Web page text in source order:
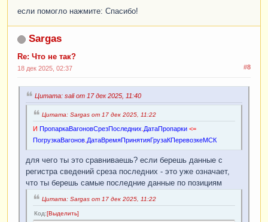
зкеМСК
СГРУППИРОВАТЬ
ПогрузкаВагонов
если помогло нажмите: Спасибо!
Sargas
Re: Что не так?
#8
18 дек 2025, 02:37
Цитата: sali от 17 дек 2025, 11:40
Цитата: Sargas от 17 дек 2025, 11:22
И ПропаркаВагоновСрезПоследних ДатаПропарки <=
ПогрузкаВагонов ДатаВремяПринятияГрузаКПеревозкеМСК
для чего ты это сравниваешь? если берешь данные с
регистра сведений среза последних - это уже означает,
что ты берешь самые последние данные по позициям
Цитата: Sargas от 17 дек 2025, 11:22
Код Выделить